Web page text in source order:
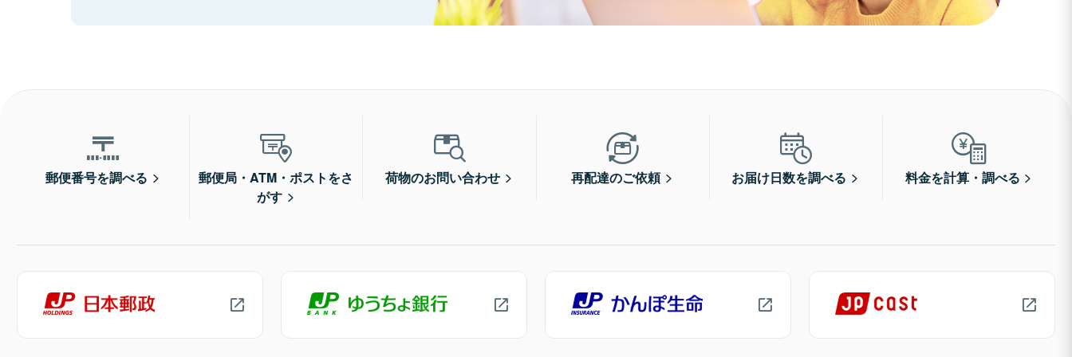
郵便番号を調べる
郵便局・ATM・ポストをさ
がす
荷物のお問い合わせ 再配達のご依頼 お届け日数を調べる 料金を計算・調べる